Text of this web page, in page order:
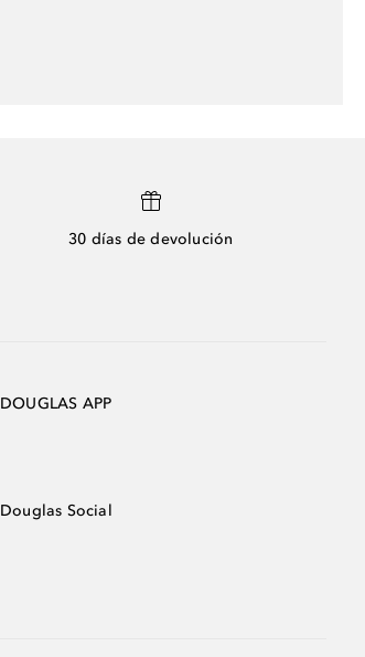
30 días de devolución
DOUGLAS APP
Douglas Social